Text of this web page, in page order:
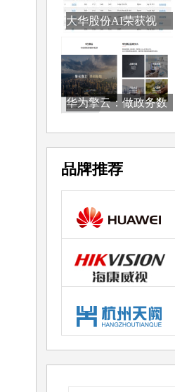
大华股份AI荣获视
华为擎云：做政务数
品牌推荐